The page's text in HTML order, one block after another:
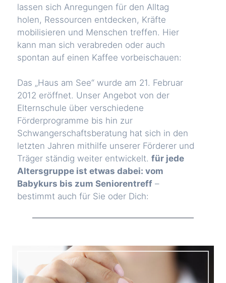
lassen sich Anregungen für den Alltag
holen, Ressourcen entdecken, Kräfte
mobilisieren und Menschen treffen. Hier
kann man sich verabreden oder auch
spontan auf einen Kaffee vorbeischauen:
Das „Haus am See“ wurde am 21. Februar
2012 eröffnet. Unser Angebot von der
Elternschule über verschiedene
Förderprogramme bis hin zur
Schwangerschaftsberatung hat sich in den
letzten Jahren mithilfe unserer Förderer und
Träger ständig weiter entwickelt. für jede
Altersgruppe ist etwas dabei: vom
Babykurs bis zum Seniorentreff –
bestimmt auch für Sie oder Dich: